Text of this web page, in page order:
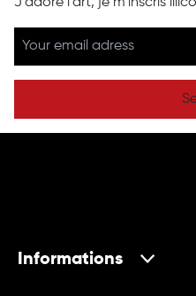
Informations